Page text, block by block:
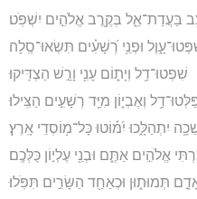
בַּעֲדַת־אֵ֑ל בְּקֶ֖רֶב אֱלֹהִ֣ים יִשְׁפֹּֽט׃
וּפְנֵ֥י רְ֝שָׁעִ֗ים תִּשְׂאוּ־סֶֽלָה׃
שִׁפְטוּ־דַ֥ל וְיָת֑וֹם עָנִ֖י וָרָ֣שׁ הַצְדִּֽיקוּ׃
וְאֶבְי֑וֹן מִיַּ֖ד רְשָׁעִ֣ים הַצִּֽילוּ׃
יִתְהַלָּ֑כוּ יִ֝מּ֗וֹטוּ כָּל־מ֥וֹסְדֵי אָֽרֶץ׃
אֱלֹהִ֣ים אַתֶּ֑ם וּבְנֵ֖י עֶלְי֣וֹן כֻּלְּכֶֽם׃
תְּמוּת֑וּן וּכְאַחַ֖ד הַשָּׂרִ֣ים תִּפֹּֽלוּ׃